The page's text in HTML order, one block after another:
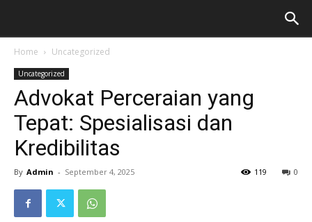
Home Uncategorized
Uncategorized
Advokat Perceraian yang
Tepat: Spesialisasi dan
Kredibilitas
By Admin - September 4, 2025 0
119